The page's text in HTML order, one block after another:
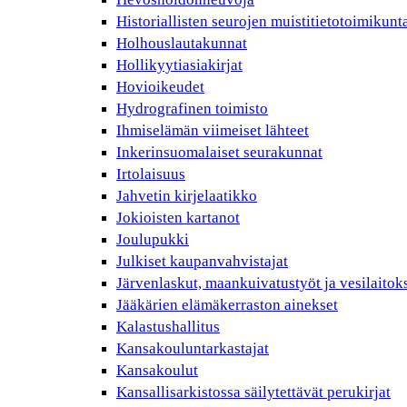
Historiallisten seurojen
Holhouslautakunnat
Hollikyytiasiakirjat
Hovioikeudet
Hydrografinen toimisto
Ihmiselämän viimeiset lähteet
Inkerinsuomalaiset seurakunnat
Irtolaisuus
Jahvetin kirjelaatikko
Jokioisten kartanot
Joulupukki
Julkiset kaupanvahvistajat
Järvenlaskut, maankuivatustyöt ja
Jääkärien elämäkerraston ainekset
Kalastushallitus
Kansakouluntarkastajat
Kansakoulut
Kansallisarkistossa säilytettävät perukirjat